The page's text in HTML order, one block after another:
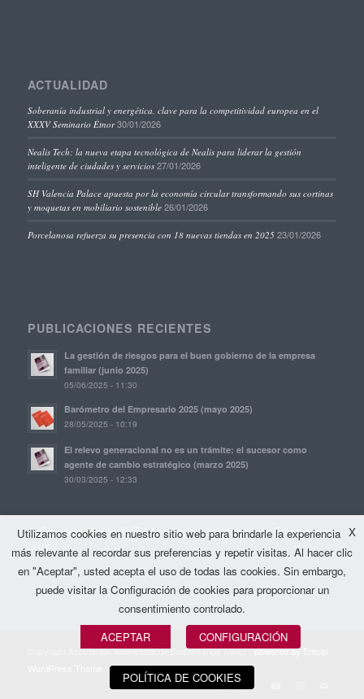
ACTUALIDAD
Soberanía industrial y energética, clave para la competitividad europea en el
XXXV Seminario Étnor 30/01/2026
Nealis Tech: la nueva etapa tecnológica de Nealis para liderar la gestión
inteligente de ciudades y servicios 27/01/2026
SH Valencia Palace apuesta por la economía circular transformando sus cortinas
y moquetas en mobiliario sostenible 26/01/2026
Porcelanosa refuerza su presencia con 18 nuevas tiendas en 2025 23/01/2026
PUBLICACIONES RECIENTES
La gestión de riesgos para el buen gobierno de la empresa
familiar (junio 2025)
05/06/2025 - 11:30
Barómetro del Empresario 2025 (mayo 2025)
28/05/2025 - 10:19
El relevo generacional no es un trámite: el sucesor como
agente de cambio estratégico (marzo 2025)
30/03/2025 - 12:33
© Copyright, 2021. AVE | Asociación Valenciana de Empresarios
(AVE)
Copyright Asociación Valenciana de Empresarios (AVE) -powered by Enfold
X
Utilizamos cookies en nuestro sitio web para brindarle la experiencia
más relevante al recordar sus preferencias y repetir visitas. Al hacer clic
en "Aceptar", usted acepta el uso de todas las cookies. Sin embargo,
puede visitar la Configuración de cookies para proporcionar un
consentimiento controlado.
ACEPTAR
CONFIGURACIÓN
POLÍTICA DE COOKIES